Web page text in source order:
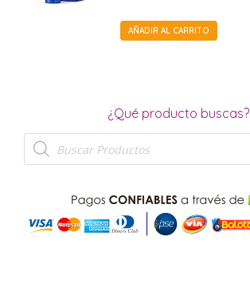
AÑADIR AL CARRITO
¿Qué producto buscas?
Búsqueda
de
productos